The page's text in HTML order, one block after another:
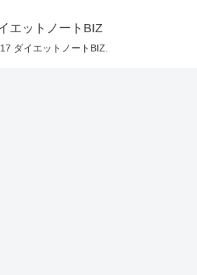
エットノートBIZ
ダイエットノートBIZ.